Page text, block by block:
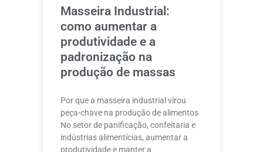
Masseira Industrial:
como aumentar a
produtividade e a
padronização na
produção de massas
Por que a masseira industrial virou
peça-chave na produção de alimentos
No setor de panificação, confeitaria e
indústrias alimentícias, aumentar a
produtividade e manter a